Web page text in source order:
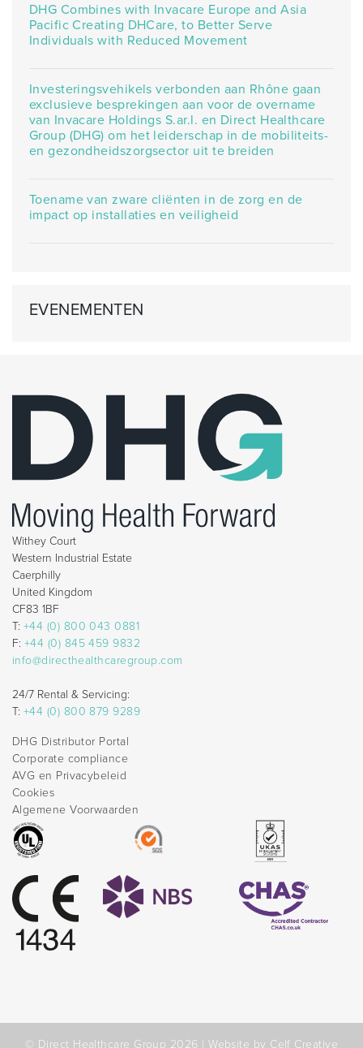
DHG Combines with Invacare Europe and Asia
Pacific Creating DHCare, to Better Serve
Individuals with Reduced Movement
Investeringsvehikels verbonden aan Rhône gaan
exclusieve besprekingen aan voor de overname
van Invacare Holdings S.ar.l. en Direct Healthcare
Group (DHG) om het leiderschap in de mobiliteits-
en gezondheidszorgsector uit te breiden
Toename van zware cliënten in de zorg en de
impact op installaties en veiligheid
EVENEMENTEN
Withey Court
Western Industrial Estate
Caerphilly
United Kingdom
CF83 1BF
T: +44 (0) 800 043 0881
F: +44 (0) 845 459 9832
info@directhealthcaregroup.com
24/7 Rental & Servicing:
T: +44 (0) 800 879 9289
DHG Distributor Portal
Corporate compliance
AVG en Privacybeleid
Cookies
Algemene Voorwaarden
© Direct Healthcare Group 2026 |Website by Celf Creative